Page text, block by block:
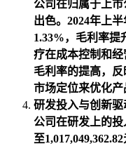
公司在归属于上
出色。2024年上
1.33%，毛利率提
疗在成本控制和
毛利率的提高，
市场定位来优化产
研发投入与创新驱
公司在研发上的投
至